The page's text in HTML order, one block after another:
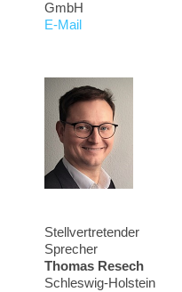
GmbH
E-Mail
Stellvertretender
Sprecher
Thomas Resech
Schleswig-Holstein